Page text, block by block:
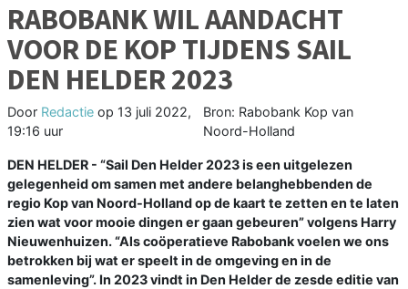
RABOBANK WIL AANDACHT
VOOR DE KOP TIJDENS SAIL
DEN HELDER 2023
Door Redactie op 13 juli 2022,
19:16 uur
Bron: Rabobank Kop van
Noord-Holland
DEN HELDER - “Sail Den Helder 2023 is een uitgelezen
gelegenheid om samen met andere belanghebbenden de
regio Kop van Noord-Holland op de kaart te zetten en te laten
zien wat voor mooie dingen er gaan gebeuren” volgens Harry
Nieuwenhuizen. “Als coöperatieve Rabobank voelen we ons
betrokken bij wat er speelt in de omgeving en in de
samenleving”. In 2023 vindt in Den Helder de zesde editie van